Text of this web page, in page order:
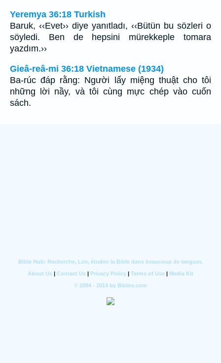
Yeremya 36:18 Turkish
Baruk, ‹‹Evet›› diye yanıtladı, ‹‹Bütün bu sözleri o
söyledi. Ben de hepsini mürekkeple tomara
yazdım.››
Gieâ-reâ-mi 36:18 Vietnamese (1934)
Ba-rúc đáp rằng: Người lấy miệng thuật cho tôi
những lời nầy, và tôi cùng mực chép vào cuốn
sách.